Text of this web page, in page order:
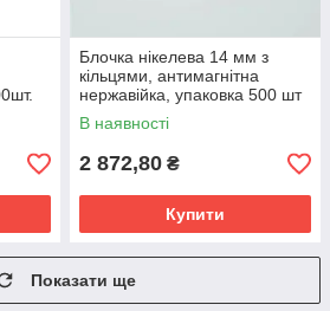
Блочка нікелева 14 мм з
кільцями, антимагнітна
нержавійка, упаковка 500 шт
В наявності
2 872,80 ₴
Купити
Показати ще